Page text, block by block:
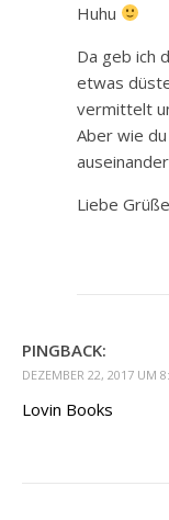
Huhu
Da geb ich
etwas
vermittelt
Aber wie
auseinander
Liebe
PINGBACK:
DEZEMBER 22, 2017 UM
Lovin Books